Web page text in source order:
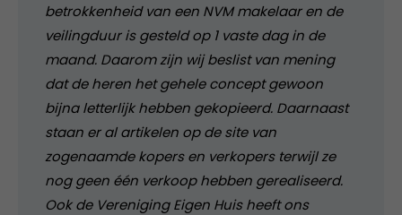
betrokkenheid van een NVM makelaar en de
veilingduur is gesteld op 1 vaste dag in de
maand. Daarom zijn wij beslist van mening
dat de heren het gehele concept gewoon
bijna letterlijk hebben gekopieerd. Daarnaast
staan er al artikelen op de site van
zogenaamde kopers en verkopers terwijl ze
nog geen één verkoop hebben gerealiseerd.
Ook de Vereniging Eigen Huis heeft ons